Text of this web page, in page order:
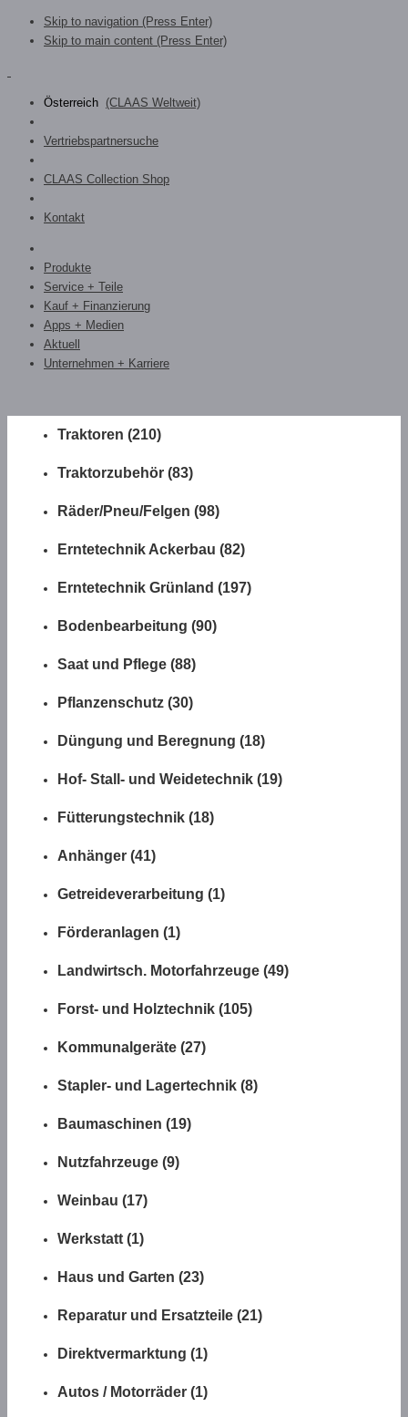
Skip to navigation (Press Enter)
Skip to main content (Press Enter)
Österreich (CLAAS Weltweit)
Vertriebspartnersuche
CLAAS Collection Shop
Kontakt
Produkte
Service + Teile
Kauf + Finanzierung
Apps + Medien
Aktuell
Unternehmen + Karriere
Traktoren (210)
Traktorzubehör (83)
Räder/Pneu/Felgen (98)
Erntetechnik Ackerbau (82)
Erntetechnik Grünland (197)
Bodenbearbeitung (90)
Saat und Pflege (88)
Pflanzenschutz (30)
Düngung und Beregnung (18)
Hof- Stall- und Weidetechnik (19)
Fütterungstechnik (18)
Anhänger (41)
Getreideverarbeitung (1)
Förderanlagen (1)
Landwirtsch. Motorfahrzeuge (49)
Forst- und Holztechnik (105)
Kommunalgeräte (27)
Stapler- und Lagertechnik (8)
Baumaschinen (19)
Nutzfahrzeuge (9)
Weinbau (17)
Werkstatt (1)
Haus und Garten (23)
Reparatur und Ersatzteile (21)
Direktvermarktung (1)
Autos / Motorräder (1)